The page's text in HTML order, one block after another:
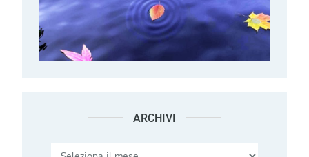
ARCHIVI Archivi